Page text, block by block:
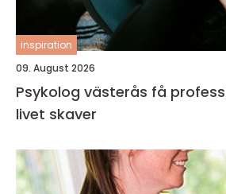
inspiration
09. August 2026
Psykolog västerås få professionellt stöd när
livet skaver